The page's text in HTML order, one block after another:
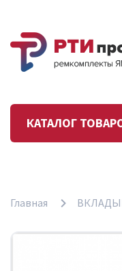
КАТАЛОГ
Главная